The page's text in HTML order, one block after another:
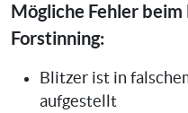
Mögliche Fehler
Forstinning:
Blitzer ist in
aufgestellt